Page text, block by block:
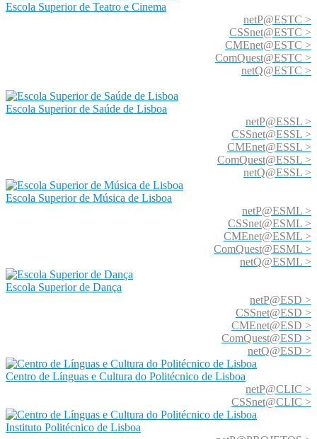
Escola Superior de Teatro e Cinema
netP@ESTC >
CSSnet@ESTC >
CMEnet@ESTC >
ComQuest@ESTC >
netQ@ESTC >
Escola Superior de Saúde de Lisboa
netP@ESSL >
CSSnet@ESSL >
CMEnet@ESSL >
ComQuest@ESSL >
netQ@ESSL >
Escola Superior de Música de Lisboa
netP@ESML >
CSSnet@ESML >
CMEnet@ESML >
ComQuest@ESML >
netQ@ESML >
Escola Superior de Dança
netP@ESD >
CSSnet@ESD >
CMEnet@ESD >
ComQuest@ESD >
netQ@ESD >
Centro de Línguas e Cultura do Politécnico de Lisboa
netP@CLIC >
CSSnet@CLIC >
Instituto Politécnico de Lisboa